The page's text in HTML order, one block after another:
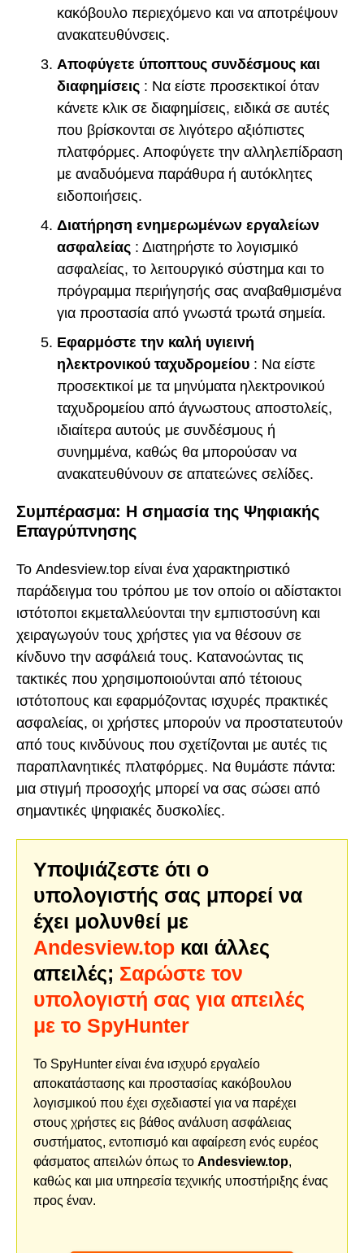
κακόβουλο περιεχόμενο και να αποτρέψουν
ανακατευθύνσεις.
Αποφύγετε ύποπτους συνδέσμους και
διαφημίσεις : Να είστε προσεκτικοί όταν
κάνετε κλικ σε διαφημίσεις, ειδικά σε αυτές
που βρίσκονται σε λιγότερο αξιόπιστες
πλατφόρμες. Αποφύγετε την αλληλεπίδραση
με αναδυόμενα παράθυρα ή αυτόκλητες
ειδοποιήσεις.
Διατήρηση ενημερωμένων εργαλείων
ασφαλείας : Διατηρήστε το λογισμικό
ασφαλείας, το λειτουργικό σύστημα και το
πρόγραμμα περιήγησής σας αναβαθμισμένα
για προστασία από γνωστά τρωτά σημεία.
Εφαρμόστε την καλή υγιεινή
ηλεκτρονικού ταχυδρομείου : Να είστε
προσεκτικοί με τα μηνύματα ηλεκτρονικού
ταχυδρομείου από άγνωστους αποστολείς,
ιδιαίτερα αυτούς με συνδέσμους ή
συνημμένα, καθώς θα μπορούσαν να
ανακατευθύνουν σε απατεώνες σελίδες.
Συμπέρασμα: Η σημασία της Ψηφιακής
Επαγρύπνησης
Το Andesview.top είναι ένα χαρακτηριστικό
παράδειγμα του τρόπου με τον οποίο οι αδίστακτοι
ιστότοποι εκμεταλλεύονται την εμπιστοσύνη και
χειραγωγούν τους χρήστες για να θέσουν σε
κίνδυνο την ασφάλειά τους. Κατανοώντας τις
τακτικές που χρησιμοποιούνται από τέτοιους
ιστότοπους και εφαρμόζοντας ισχυρές πρακτικές
ασφαλείας, οι χρήστες μπορούν να προστατευτούν
από τους κινδύνους που σχετίζονται με αυτές τις
παραπλανητικές πλατφόρμες. Να θυμάστε πάντα:
μια στιγμή προσοχής μπορεί να σας σώσει από
σημαντικές ψηφιακές δυσκολίες.
Υποψιάζεστε ότι ο
υπολογιστής σας μπορεί να
έχει μολυνθεί με
Andesview.top και άλλες
απειλές; Σαρώστε τον
υπολογιστή σας για απειλές
με το SpyHunter
Το SpyHunter είναι ένα ισχυρό εργαλείο
αποκατάστασης και προστασίας κακόβουλου
λογισμικού που έχει σχεδιαστεί για να παρέχει
στους χρήστες εις βάθος ανάλυση ασφάλειας
συστήματος, εντοπισμό και αφαίρεση ενός ευρέος
φάσματος απειλών όπως το Andesview.top,
καθώς και μια υπηρεσία τεχνικής υποστήριξης ένας
προς έναν.